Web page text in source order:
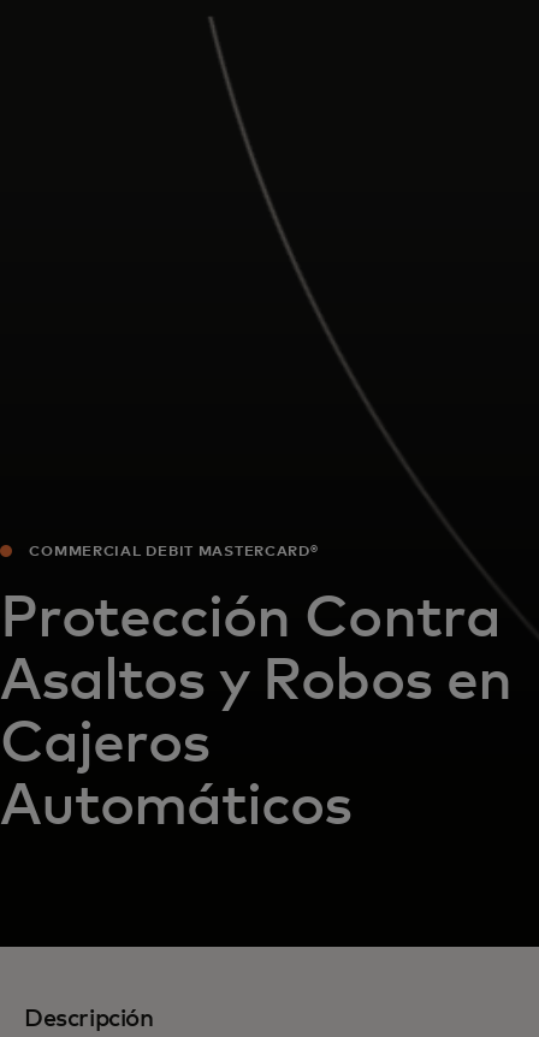
Para empresas
COMMERCIAL DEBIT MASTERCARD®
Protección Contra
Asaltos y Robos en
Cajeros
Automáticos
Descripción